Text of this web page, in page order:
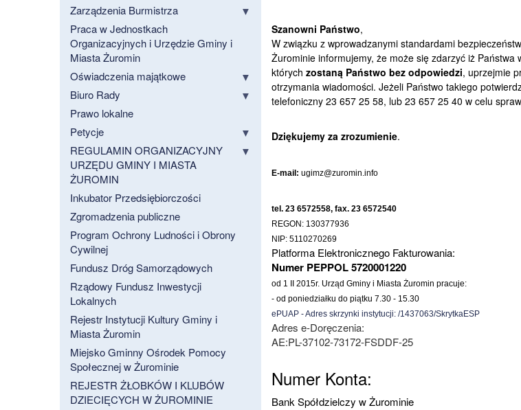
Zarządzenia Burmistrza
Praca w Jednostkach
Organizacyjnych i Urzędzie Gminy i
Miasta Żuromin
Oświadczenia majątkowe
Biuro Rady
Prawo lokalne
Petycje
REGULAMIN ORGANIZACYJNY
URZĘDU GMINY I MIASTA
ŻUROMIN
Inkubator Przedsiębiorczości
Zgromadzenia publiczne
Program Ochrony Ludności i Obrony
Cywilnej
Fundusz Dróg Samorządowych
Rządowy Fundusz Inwestycji
Lokalnych
Rejestr Instytucji Kultury Gminy i
Miasta Żuromin
Miejsko Gminny Ośrodek Pomocy
Społecznej w Żurominie
REJESTR ŻŁOBKÓW I KLUBÓW
DZIECIĘCYCH W ŻUROMINIE
Szanowni Państwo,
W związku z wprowadzanymi standardami
Żurominie informujemy, że może się zdarzyć iż
których zostaną Państwo bez odpowiedzi, uprzejmie
otrzymania wiadomości. Jeżeli Państwo takiego
telefoniczny 23 657 25 58, lub 23 657 25 40 w celu
Dziękujemy za zrozumienie.
E-mail: ugimz@zuromin.info
tel. 23 6572558, fax. 23 6572540
REGON: 130377936
NIP: 5110270269
Platforma Elektronicznego Fakturowania:
Numer PEPPOL 5720001220
od 1 II 2015r. Urząd Gminy i Miasta Żuromin pracuje:
- od poniedziałku do piątku 7.30 - 15.30
ePUAP - Adres skrzynki instytucji: /1437063/SkrytkaESP
Adres e-Doręczenia:
AE:PL-37102-73172-FSDDF-25
Numer Konta:
Bank Spółdzielczy w Żurominie